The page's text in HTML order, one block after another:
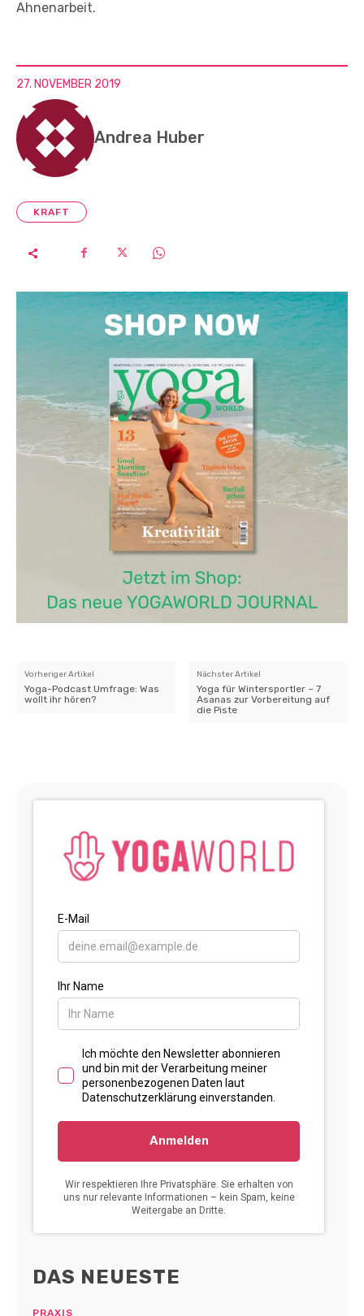
Ahnenarbeit.
27. NOVEMBER 2019
Andrea Huber
KRAFT
Vorheriger Artikel
Yoga-Podcast Umfrage: Was
wollt ihr hören?
Nächster Artikel
Yoga für Wintersportler – 7
Asanas zur Vorbereitung auf
die Piste
DAS NEUESTE
PRAXIS